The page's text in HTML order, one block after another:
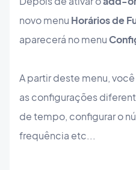
novo menu Horários de
aparecerá no menu
A partir deste menu,
as configurações
de tempo, configurar o
frequência etc...